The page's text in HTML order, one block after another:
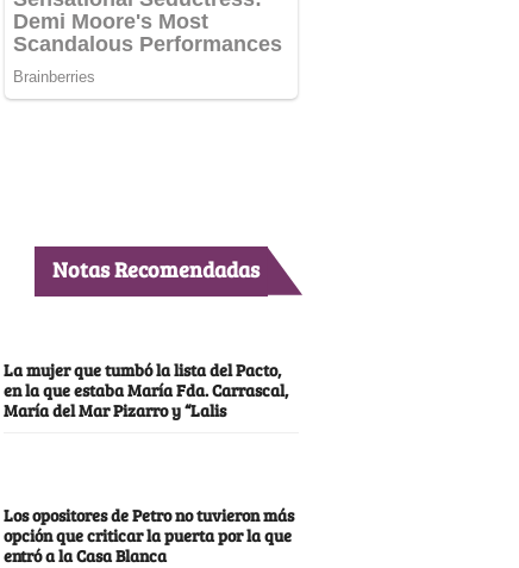
Notas Recomendadas
La mujer que tumbó la lista del Pacto,
en la que estaba María Fda. Carrascal,
María del Mar Pizarro y “Lalis
Los opositores de Petro no tuvieron más
opción que criticar la puerta por la que
entró a la Casa Blanca